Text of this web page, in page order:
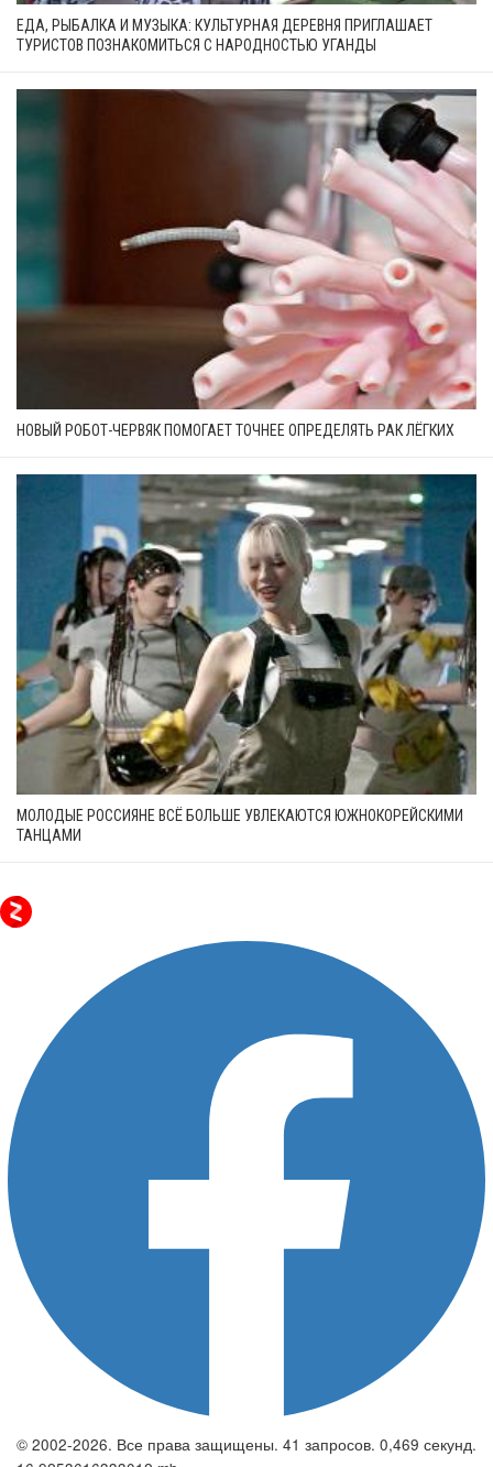
ЕДА, РЫБАЛКА И МУЗЫКА: КУЛЬТУРНАЯ ДЕРЕВНЯ ПРИГЛАШАЕТ
ТУРИСТОВ ПОЗНАКОМИТЬСЯ С НАРОДНОСТЬЮ УГАНДЫ
НОВЫЙ РОБОТ-ЧЕРВЯК ПОМОГАЕТ ТОЧНЕЕ ОПРЕДЕЛЯТЬ РАК ЛЁГКИХ
МОЛОДЫЕ РОССИЯНЕ ВСЁ БОЛЬШЕ УВЛЕКАЮТСЯ ЮЖНОКОРЕЙСКИМИ
ТАНЦАМИ
© 2002-2026. Все права защищены. 41 запросов. 0,469 секунд.